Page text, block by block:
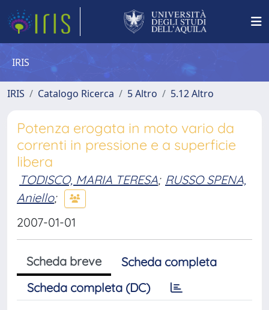
IRIS
IRIS Catalogo Ricerca 5 Altro 5.12 Altro
Potenza erogata in moto vario da
correnti in pressione e a superficie
libera
TODISCO, MARIA TERESA; RUSSO SPENA,
Aniello;
2007-01-01
Scheda breve
Scheda completa
Scheda completa (DC)